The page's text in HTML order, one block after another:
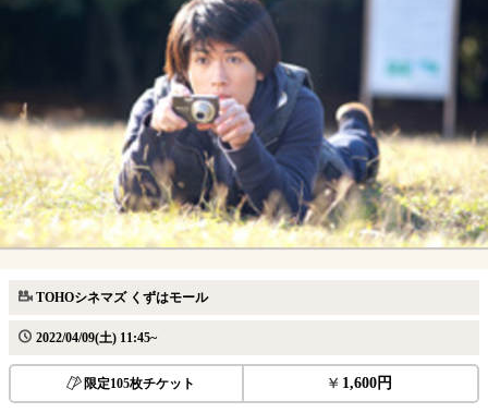
TOHOシネマズ くずはモール
2022/04/09(土) 11:45~
限定105枚チケット 1,600円